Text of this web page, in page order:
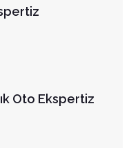
Oto Ekspertiz